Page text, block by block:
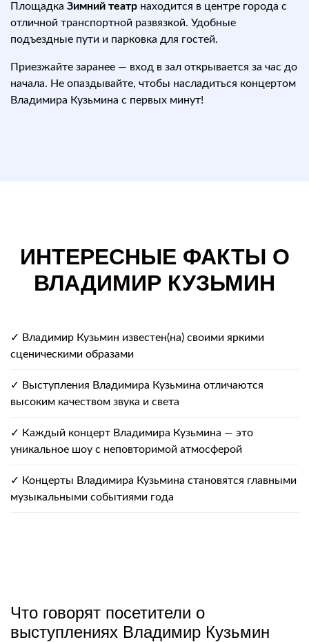
Площадка Зимний театр находится в центре города с
отличной транспортной развязкой. Удобные
подъездные пути и парковка для гостей.
Приезжайте заранее — вход в зал открывается за час до
начала. Не опаздывайте, чтобы насладиться концертом
Владимира Кузьмина с первых минут!
ИНТЕРЕСНЫЕ ФАКТЫ О
ВЛАДИМИР КУЗЬМИН
✓ Владимир Кузьмин известен(на) своими яркими
сценическими образами
✓ Выступления Владимира Кузьмина отличаются
высоким качеством звука и света
✓ Каждый концерт Владимира Кузьмина — это
уникальное шоу с неповторимой атмосферой
✓ Концерты Владимира Кузьмина становятся главными
музыкальными событиями года
Что говорят посетители о
выступлениях Владимир Кузьмин